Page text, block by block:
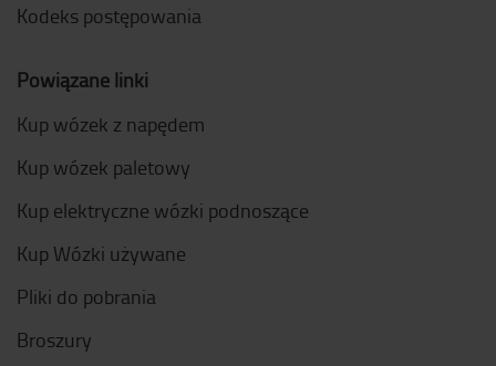
Kodeks postępowania
Powiązane linki
Kup wózek z napędem
Kup wózek paletowy
Kup elektryczne wózki podnoszące
Kup Wózki używane
Pliki do pobrania
Broszury